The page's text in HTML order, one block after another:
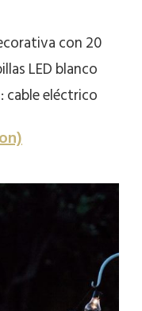
con 20
LED blanco
cable eléctrico